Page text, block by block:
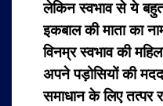
लेकिन स्वभाव से ये बहुत
इकबाल की माता का
विनम्र स्वभाव की
अपने पड़ोसियों की
समाधान के लिए तत्पर